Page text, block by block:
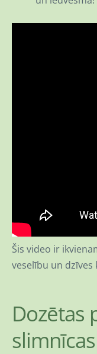
Šis video ir
veselību un dzīves
Dozētas